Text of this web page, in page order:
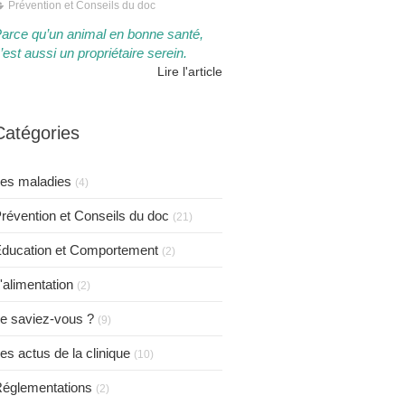
Prévention et Conseils du doc
qu’un animal en bonne santé,
aussi un propriétaire serein.​​
Lire l'article
maladies (4)
et Conseils du doc (21)
et Comportement (2)
(2)
saviez-vous ? (9)
actus de la clinique (10)
(2)